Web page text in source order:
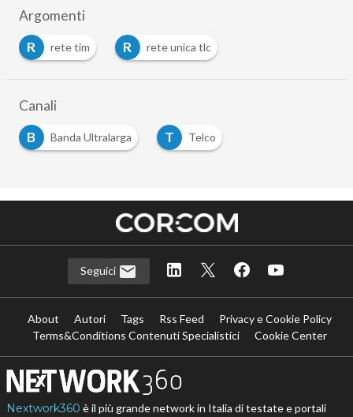
Argomenti
R
rete tim R rete unica tlc
Canali
B
Banda Ultralarga T Telco
Seguici
About Autori Tags Rss Feed
Privacy e Cookie Policy
Terms&Conditions Contenuti Specialistici
Cookie Center
Nextwork360 è il più grande network in Italia di testate e portali